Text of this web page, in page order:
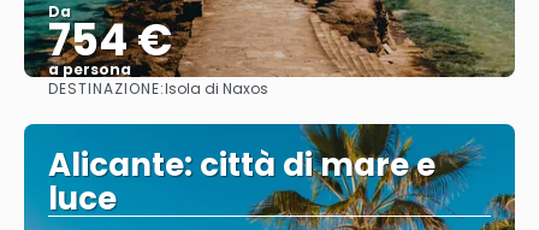
Da
754 €
a persona
Vedere
DESTINAZIONE:Isola di Naxos
Alicante: città di mare e
luce